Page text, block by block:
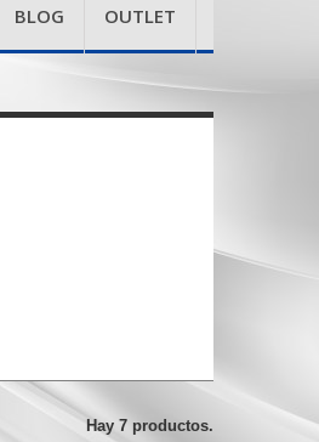
BLOG OUTLET
Hay 7 productos.